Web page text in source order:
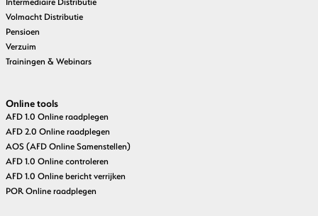
Volmacht Distributie
Pensioen
Verzuim
Trainingen & Webinars
Online tools
AFD 1.0 Online raadplegen
AFD 2.0 Online raadplegen
AOS (AFD Online Samenstellen)
AFD 1.0 Online controleren
AFD 1.0 Online bericht verrijken
POR Online raadplegen